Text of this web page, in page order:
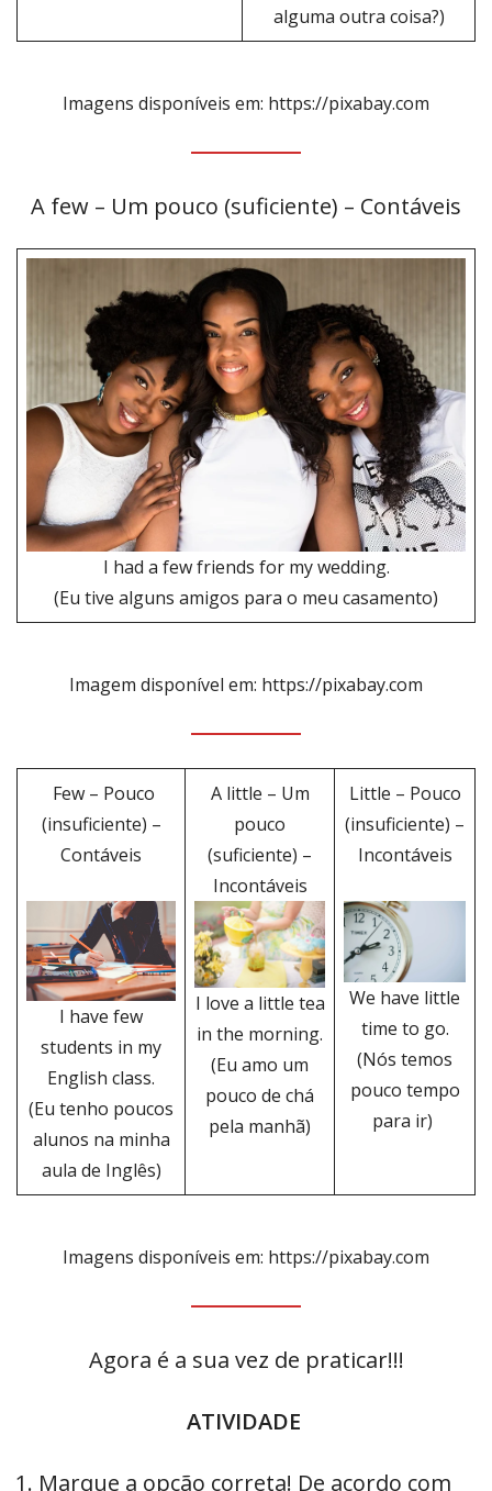
alguma outra coisa?)
Imagens disponíveis em: https://pixabay.com
A few – Um pouco (suficiente) – Contáveis
I had a few friends for my wedding.
(Eu tive alguns amigos para o meu casamento)
Imagem disponível em: https://pixabay.com
Few – Pouco
(insuficiente) –
Contáveis
I have few
students in my
English class.
(Eu tenho poucos
alunos na minha
aula de Inglês)
A little – Um
pouco
(suficiente) –
Incontáveis
I love a little tea
in the morning.
(Eu amo um
pouco de chá
pela manhã)
Little – Pouco
(insuficiente) –
Incontáveis
We have little
time to go.
(Nós temos
pouco tempo
para ir)
Imagens disponíveis em: https://pixabay.com
Agora é a sua vez de praticar!!!
ATIVIDADE
Marque a opção correta! De acordo com